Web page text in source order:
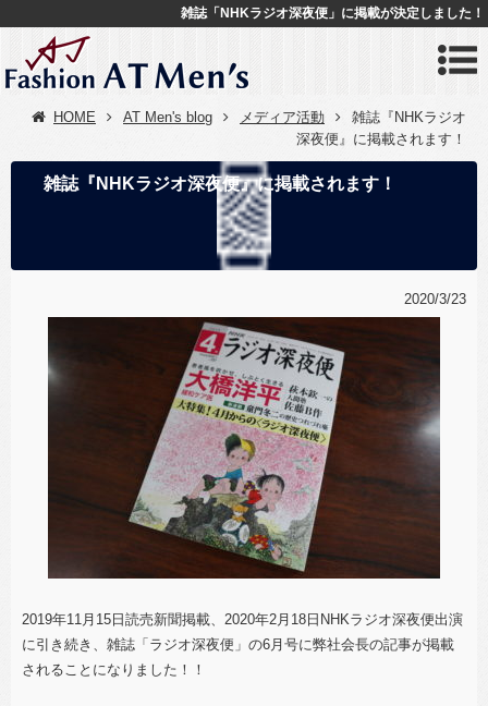
雑誌「NHKラジオ深夜便」に掲載が決定しました！
HOME AT Men's blog メディア活動
雑誌『NHKラジオ
深夜便』に掲載されます！
雑誌『NHKラジオ深夜便』に掲載されます！
2020/3/23
2019年11月15日読売新聞掲載、2020年2月18日NHKラジオ深夜便出演
に引き続き、雑誌「ラジオ深夜便」の6月号に弊社会長の記事が掲載
されることになりました！！